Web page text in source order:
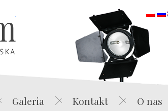
Edwin Film Agencja Aktorska
Galeria Kontakt O nas